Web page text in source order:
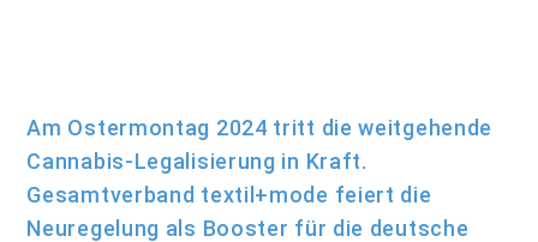
Am Ostermontag 2024 tritt die weitgehende
Cannabis-Legalisierung in Kraft.
Gesamtverband textil+mode feiert die
Neuregelung als Booster für die deutsche